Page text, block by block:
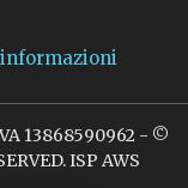
13868590962 - ©
ISP AWS